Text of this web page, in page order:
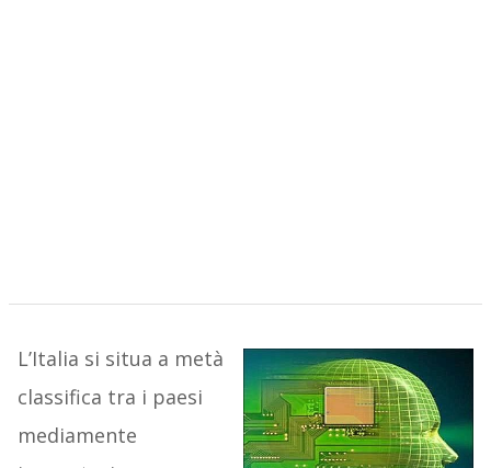
L’Italia si situa a metà
classifica tra i paesi
mediamente